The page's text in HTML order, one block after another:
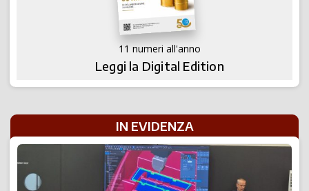
11 numeri all'anno
Leggi la Digital Edition
IN EVIDENZA